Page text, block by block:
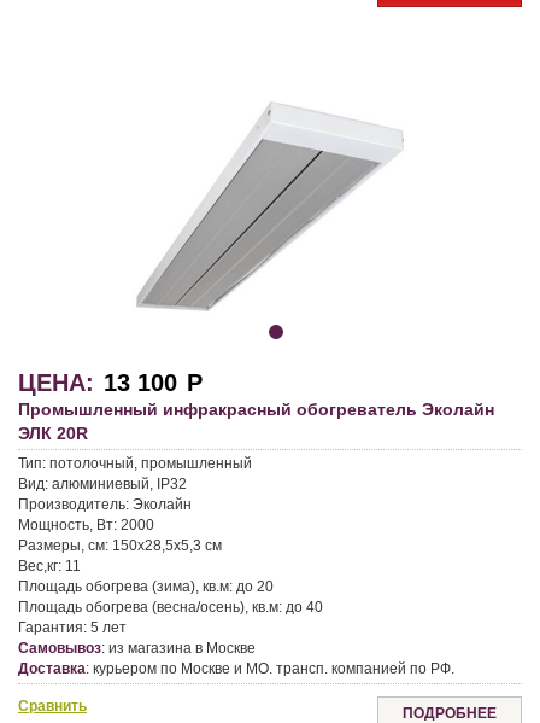
ЦЕНА: 13 100 Р
Промышленный инфракрасный обогреватель Эколайн
ЭЛК 20R
Тип: потолочный, промышленный
Вид: алюминиевый, IP32
Производитель: Эколайн
Мощность, Вт: 2000
Размеры, см: 150x28,5x5,3 см
Вес,кг: 11
Площадь обогрева (зима), кв.м: до 20
Площадь обогрева (весна/осень), кв.м: до 40
Гарантия: 5 лет
Самовывоз: из магазина в Москве
Доставка: курьером по Москве и МО. трансп. компанией по РФ.
Сравнить ПОДРОБНЕЕ